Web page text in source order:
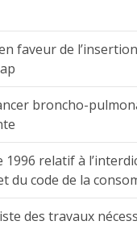
faveur de
broncho-
relatif à
du code de la
des travaux